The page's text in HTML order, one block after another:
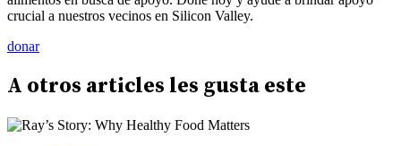
crucial a nuestros vecinos en Silicon Valley.
donar
A otros articles les gusta este